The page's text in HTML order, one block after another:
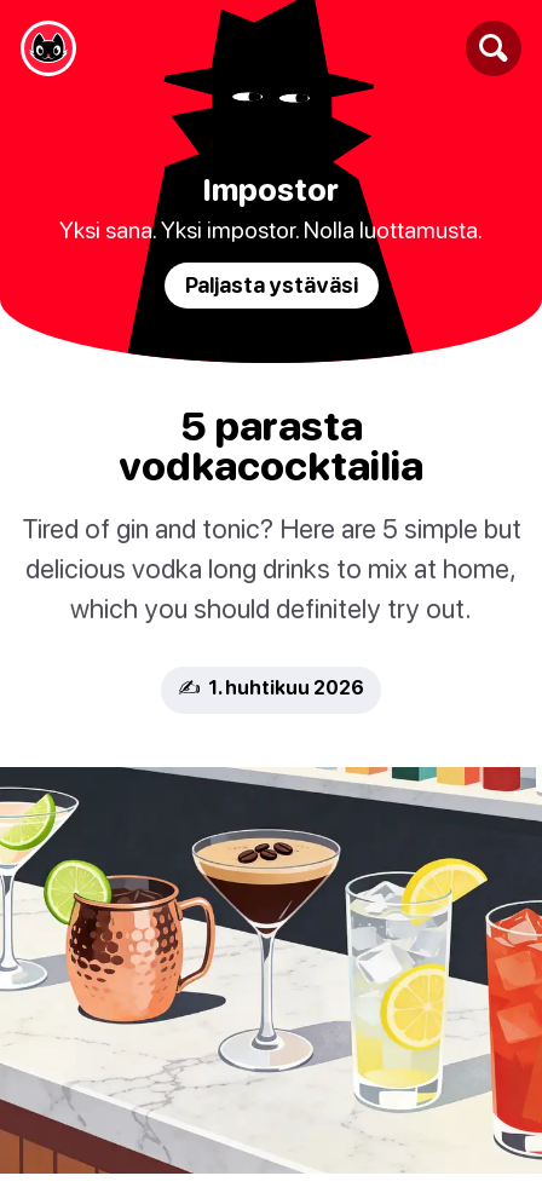
Impostor
Yksi sana. Yksi impostor. Nolla luottamusta.
Paljasta ystäväsi
5 parasta
vodkacocktailia
Tired of gin and tonic? Here are 5 simple but
delicious vodka long drinks to mix at home,
which you should definitely try out.
✍️ 1. huhtikuu 2026